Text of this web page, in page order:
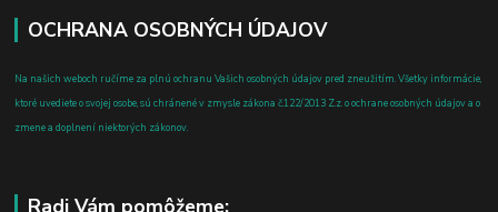
OCHRANA OSOBNÝCH ÚDAJOV
Na našich weboch ručíme za plnú ochranu Vašich osobných údajov pred zneužitím. Všetky informácie,
ktoré uvediete o svojej osobe, sú chránené v zmysle zákona č.122/2013 Z.z. o ochrane osobných údajov a o
zmene a doplnení niektorých zákonov.
Radi Vám pomôžeme: